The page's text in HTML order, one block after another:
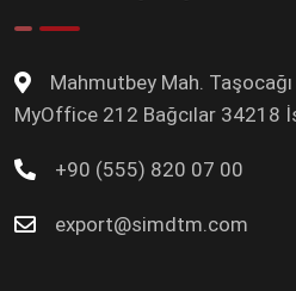
Mahmutbey Mah.
MyOffice 212 Bağcılar 34218
+90 (555) 820 07 00
export@simdtm.com